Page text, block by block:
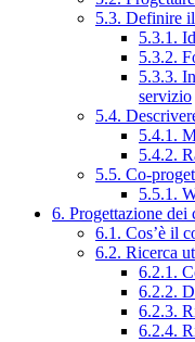
5.3. Definire
5.3.1.
5.3.2.
5.3.3.
servizio
5.4.
5.4.1.
5.4.2.
5.5. Co-
5.5.1.
6. Progettazione dei
6.1. Cos’è il
6.2. Ricerca
6.2.1.
6.2.2.
6.2.3.
6.2.4.